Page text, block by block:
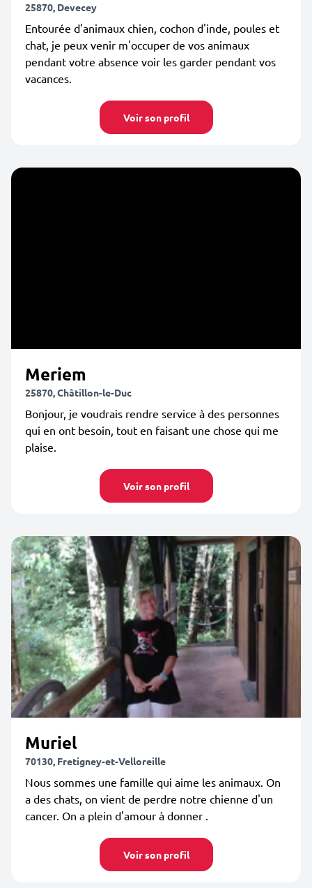
25870, Devecey
Entourée d'animaux chien, cochon d'inde, poules et
chat, je peux venir m'occuper de vos animaux
pendant votre absence voir les garder pendant vos
vacances.
Voir son profil
Meriem
25870, Châtillon-le-Duc
Bonjour, je voudrais rendre service à des personnes
qui en ont besoin, tout en faisant une chose qui me
plaise.
Voir son profil
Muriel
70130, Fretigney-et-Velloreille
Nous sommes une famille qui aime les animaux. On
a des chats, on vient de perdre notre chienne d'un
cancer. On a plein d'amour à donner .
Voir son profil